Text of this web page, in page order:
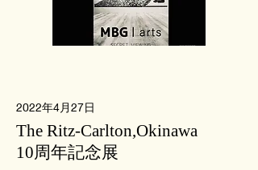
2022年4月27日
The Ritz-Carlton,Okinawa
10周年記念展